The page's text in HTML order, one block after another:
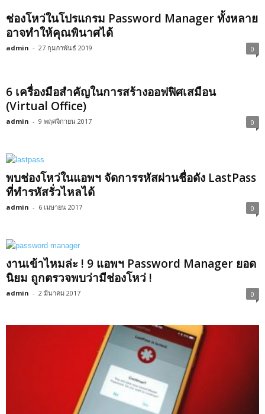
ช่องโหว่ในโปรแกรม Password Manager ทั้งหลาย
อาจทำให้คุณพินาศได้
admin - 27 กุมภาพันธ์ 2019 0
6 เครื่องมือสำคัญในการสร้างออฟฟิศเสมือน
(Virtual Office)
admin - 9 พฤศจิกายน 2017 0
พบช่องโหว่ในแอพฯ จัดการรหัสผ่านชื่อดัง LastPass
ที่ทำรหัสรั่วไหลได้
admin - 6 เมษายน 2017 0
งานเข้าไหมล่ะ ! 9 แอพฯ Password Manager ยอด
นิยม ถูกตรวจพบว่ามีช่องโหว่ !
admin - 2 มีนาคม 2017 0